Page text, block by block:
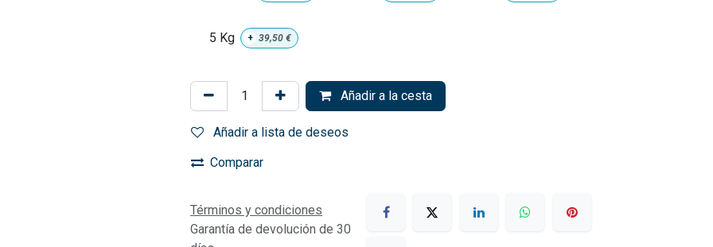
5 Kg + 39,50 €
Añadir a la cesta
Añadir a lista de deseos
Comparar
Términos y condiciones
Garantía de devolución de 30